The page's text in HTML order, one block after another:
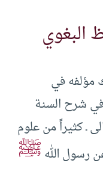
البغوي
في
شرح السنـة
ـ كثيراً من علوم
رسول اللهﷺ